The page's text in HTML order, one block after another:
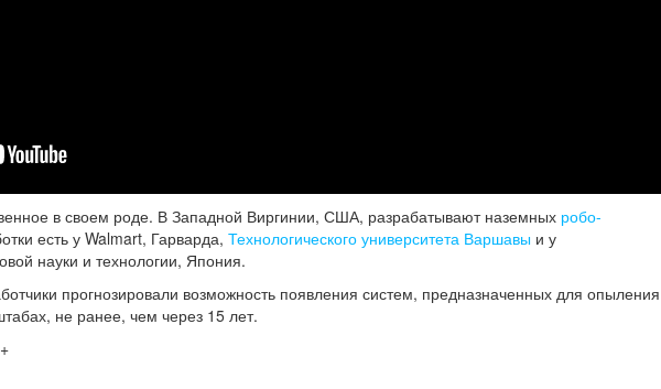
в своем роде. В Западной Виргинии, США, разрабатывают наземных робо-
есть у Walmart, Гарварда, Технологического университета Варшавы и у
науки и технологии, Япония.
прогнозировали возможность появления систем, предназначенных для опыления
не ранее, чем через 15 лет.